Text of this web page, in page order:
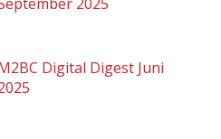
Digital Digest Juni